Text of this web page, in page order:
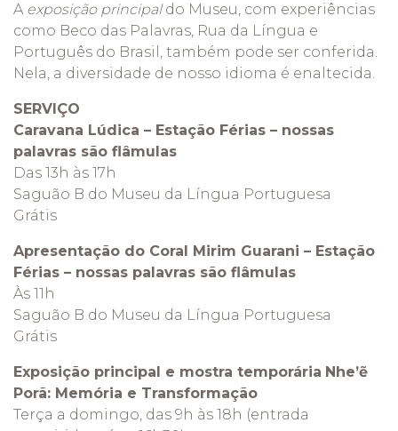
A exposição principaldo Museu, com experiências
como Beco das Palavras, Rua da Língua e
Português do Brasil, também pode ser conferida.
Nela, a diversidade de nosso idioma é enaltecida.
SERVIÇO
Caravana Lúdica – Estação Férias – nossas
palavras são flâmulas
Das 13h às 17h
Saguão B do Museu da Língua Portuguesa
Grátis
Apresentação do Coral Mirim Guarani – Estação
Férias – nossas palavras são flâmulas
Às 11h
Saguão B do Museu da Língua Portuguesa
Grátis
Exposição principal e mostra temporária Nhe’ẽ
Porã: Memória e Transformação
Terça a domingo, das 9h às 18h (entrada